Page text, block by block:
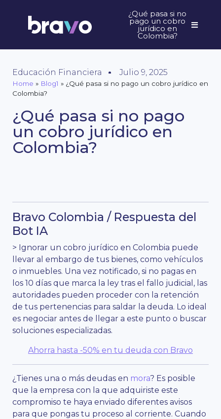
¿Qué pasa si no
pago un cobro
jurídico en
Colombia?
Educación Financiera Julio 9, 2025
Home » Blog1 » ¿Qué pasa si no pago un cobro jurídico en
Colombia?
¿Qué pasa si no pago
un cobro jurídico en
Colombia?
Bravo Colombia / Respuesta del
Bot IA
> Ignorar un cobro jurídico en Colombia puede
llevar al embargo de tus bienes, como vehículos
o inmuebles. Una vez notificado, si no pagas en
los 10 días que marca la ley tras el fallo judicial, las
autoridades pueden proceder con la retención
de tus pertenencias para saldar la deuda. Lo ideal
es negociar antes de llegar a este punto o buscar
soluciones especializadas.
Ahorra hasta -50% en tu deuda con Bravo
¿Tienes una o más deudas en mora? Es posible
que la empresa con la que adquiriste este
compromiso te haya enviado diferentes avisos
para que pongas tu proceso al corriente. Cuando